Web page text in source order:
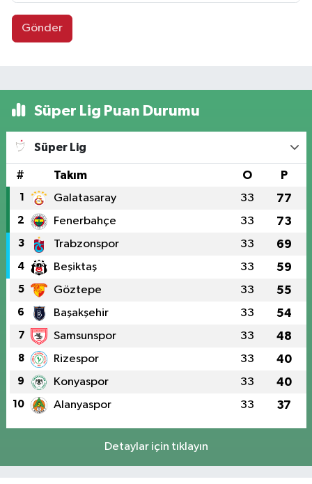
Gönder
Süper Lig Puan Durumu
Süper Lig
# Takım O P
1 Galatasaray 33 77
2 Fenerbahçe 33 73
3 Trabzonspor 33 69
4 Beşiktaş 33 59
5 Göztepe 33 55
6 Başakşehir 33 54
7 Samsunspor 33 48
8 Rizespor 33 40
9 Konyaspor 33 40
10 Alanyaspor 33 37
Detaylar için tıklayın